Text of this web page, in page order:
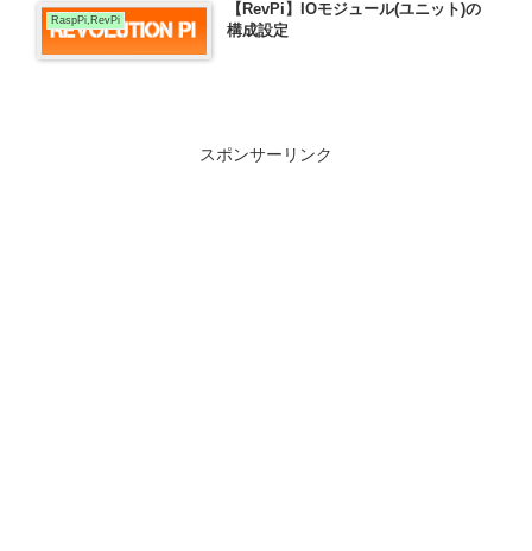
RaspPi,RevPi
【RevPi】IOモジュール(ユニット)の
構成設定
スポンサーリンク